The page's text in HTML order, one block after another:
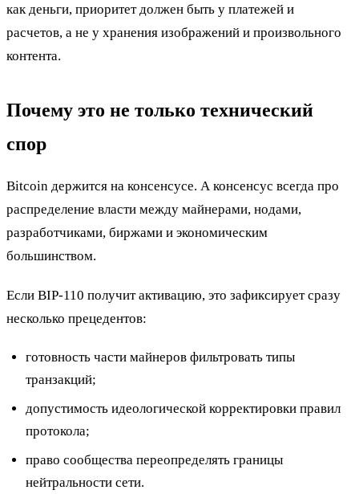
как деньги, приоритет должен быть у платежей и
расчетов, а не у хранения изображений и произвольного
контента.
Почему это не только технический
спор
Bitcoin держится на консенсусе. А консенсус всегда про
распределение власти между майнерами, нодами,
разработчиками, биржами и экономическим
большинством.
Если BIP-110 получит активацию, это зафиксирует сразу
несколько прецедентов:
готовность части майнеров фильтровать типы
транзакций;
допустимость идеологической корректировки правил
протокола;
право сообщества переопределять границы
нейтральности сети.